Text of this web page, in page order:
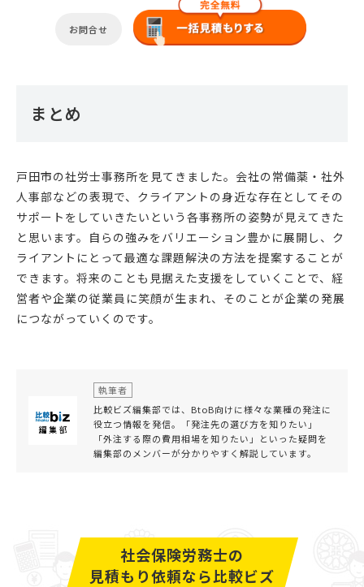
お問合せ
まとめ
戸田市の社労士事務所を見てきました。会社の常備薬・社外
人事部などの表現で、クライアントの身近な存在としてその
サポートをしていきたいという各事務所の姿勢が見えてきた
と思います。自らの強みをバリエーション豊かに展開し、ク
ライアントにとって最適な課題解決の方法を提案することが
できます。将来のことも見据えた支援をしていくことで、経
営者や企業の従業員に笑顔が生まれ、そのことが企業の発展
につながっていくのです。
執筆者
比較ビズ編集部では、BtoB向けに様々な業種の発注に
役立つ情報を発信。「発注先の選び方を知りたい」
「外注する際の費用相場を知りたい」といった疑問を
編集部のメンバーが分かりやすく解説しています。
社会保険労務士の
見積もり依頼なら比較ビズ